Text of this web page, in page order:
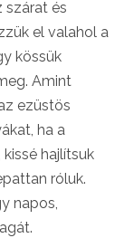
szárat és
el valahol a
kössük
Amint
ezüstös
ha a
hajlítsuk
róluk.
napos,